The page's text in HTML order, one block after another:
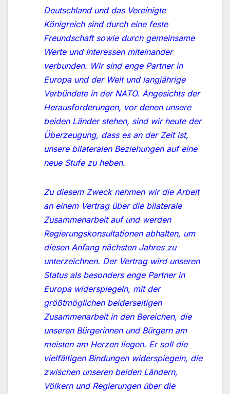
Deutschland und das Vereinigte
Königreich sind durch eine feste
Freundschaft sowie durch gemeinsame
Werte und Interessen miteinander
verbunden. Wir sind enge Partner in
Europa und der Welt und langjährige
Verbündete in der NATO. Angesichts der
Herausforderungen, vor denen unsere
beiden Länder stehen, sind wir heute der
Überzeugung, dass es an der Zeit ist,
unsere bilateralen Beziehungen auf eine
neue Stufe zu heben.
Zu diesem Zweck nehmen wir die Arbeit
an einem Vertrag über die bilaterale
Zusammenarbeit auf und werden
Regierungskonsultationen abhalten, um
diesen Anfang nächsten Jahres zu
unterzeichnen. Der Vertrag wird unseren
Status als besonders enge Partner in
Europa widerspiegeln, mit der
größtmöglichen beiderseitigen
Zusammenarbeit in den Bereichen, die
unseren Bürgerinnen und Bürgern am
meisten am Herzen liegen. Er soll die
vielfältigen Bindungen widerspiegeln, die
zwischen unseren beiden Ländern,
Völkern und Regierungen über die